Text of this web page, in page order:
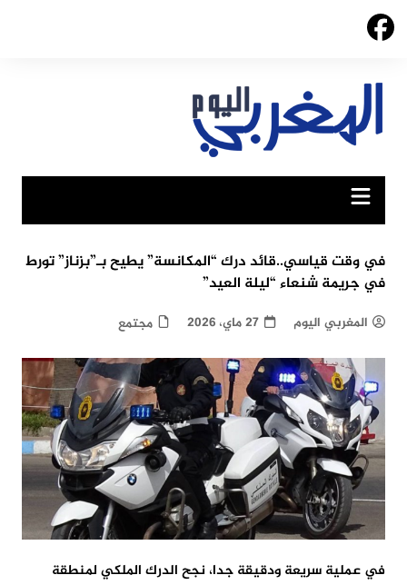
Skip
في وقت قياسي..قائد درك “المكانسة” يطيح بـ”بزناز” تورط
في جريمة شنعاء “ليلة العيد”
المغربي اليوم 27 ماي، 2026 مجتمع
في عملية سريعة ودقيقة جدا، نجح الدرك الملكي لمنطقة